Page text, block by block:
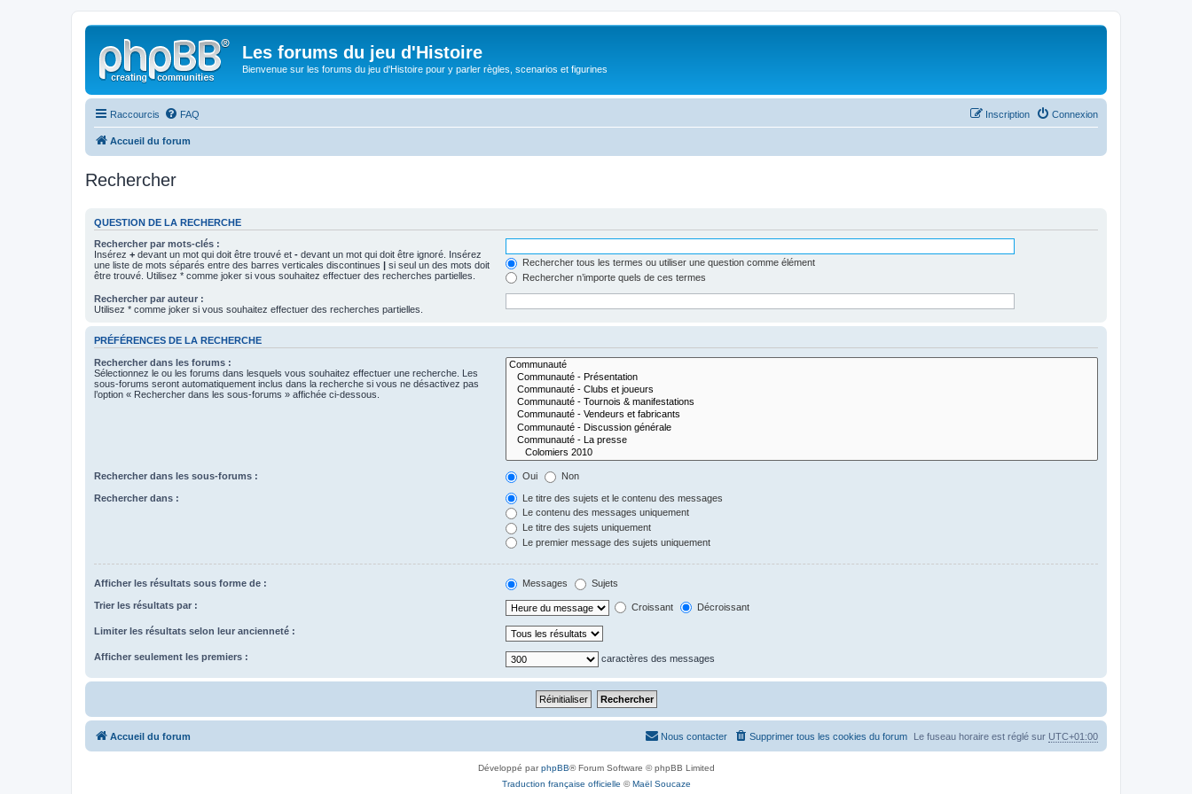
Les forums du jeu d'Histoire
Bienvenue sur les forums du jeu d'Histoire pour y parler règles, scenarios et figurines
Raccourcis FAQ Connexion
Inscription
Accueil du forum
Rechercher
QUESTION DE LA RECHERCHE
Rechercher par mots-clés :
Insérez + devant un mot qui doit être trouvé et - devant un mot qui doit être ignoré. Insérez
une liste de mots séparés entre des barres verticales discontinues | si seul un des mots doit
être trouvé. Utilisez * comme joker si vous souhaitez effectuer des recherches partielles.
Rechercher tous les termes ou utiliser une question comme élément
Rechercher n’importe quels de ces termes
Rechercher par auteur :
Utilisez * comme joker si vous souhaitez effectuer des recherches partielles.
PRÉFÉRENCES DE LA RECHERCHE
Rechercher dans les forums :
Sélectionnez le ou les forums dans lesquels vous souhaitez effectuer une recherche. Les
sous-forums seront automatiquement inclus dans la recherche si vous ne désactivez pas
l’option « Rechercher dans les sous-forums » affichée ci-dessous.
Rechercher dans les sous-forums : Oui Non
Rechercher dans :
Le titre des sujets et le contenu des messages
Le contenu des messages uniquement
Le titre des sujets uniquement
Le premier message des sujets uniquement
Afficher les résultats sous forme de : Messages Sujets
Trier les résultats par : Croissant Décroissant
Limiter les résultats selon leur ancienneté :
Afficher seulement les premiers : caractères des messages
Accueil du forum Le fuseau horaire est réglé sur UTC+01:00
Supprimer tous les cookies du forum
Nous contacter
Développé parphpBB® Forum Software © phpBB Limited
Traduction française officielle ©Maël Soucaze